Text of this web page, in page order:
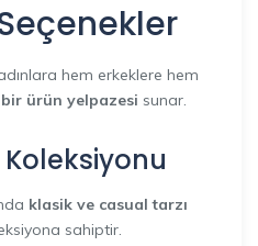
hem erkeklere hem
ürün yelpazesi sunar.
Koleksiyonu
klasik ve casual tarzı
sahiptir.